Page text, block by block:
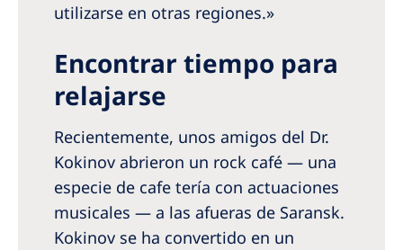
utilizarse en otras regiones.»
Encontrar tiempo para
relajarse
Recientemente, unos amigos del Dr.
Kokinov abrieron un rock café — una
especie de cafe­ tería con actuaciones
musicales — a las afueras de Saransk.
Kokinov se ha convertido en un